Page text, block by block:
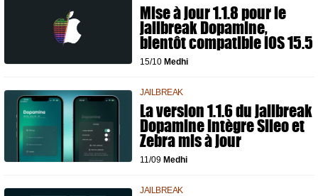
Mise à jour 1.1.8 pour le
jailbreak Dopamine,
bientôt compatible iOS 15.5
15/10 Medhi
JAILBREAK
La version 1.1.6 du jailbreak
Dopamine intègre Sileo et
Zebra mis à jour
11/09 Medhi
JAILBREAK